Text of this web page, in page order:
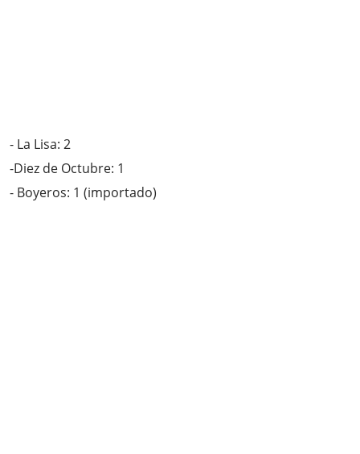
- La Lisa: 2
-Diez de Octubre: 1
- Boyeros: 1 (importado)